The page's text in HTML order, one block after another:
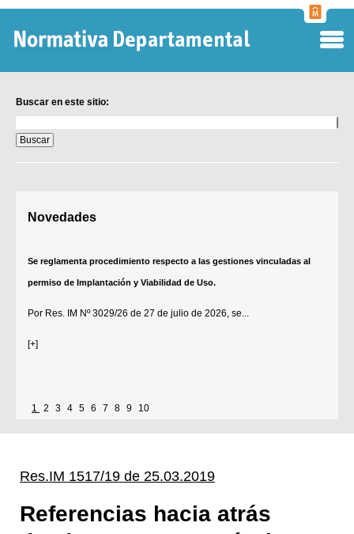
Buscar en este sitio:
en
este
sitio:
Novedades
Se reglamenta procedimiento respecto a las gestiones vinculadas al
permiso de Implantación y Viabilidad de Uso.
Por Res. IM Nº 3029/26 de 27 de julio de 2026, se...
[+]
1 2 3 4 5 6 7 8 9 10
Res.IM 1517/19 de 25.03.2019
Referencias hacia atrás